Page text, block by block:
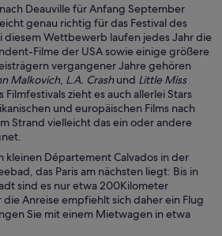
Deauville für Anfang September
genau richtig für das Festival des
diesem Wettbewerb laufen jedes Jahr die
Filme der USA sowie einige größere
vergangener Jahre gehören
Malkovich, L.A. Crashund Little Miss
Filmfestivals zieht es auch allerlei Stars
und europäischen Films nach
Strand vielleicht das ein oder andere
kleinen Département Calvados in der
das Paris am nächsten liegt: Bis in
sind es nur etwa 200Kilometer
Anreise empfiehlt sich daher ein Flug
Sie mit einem Mietwagen in etwa